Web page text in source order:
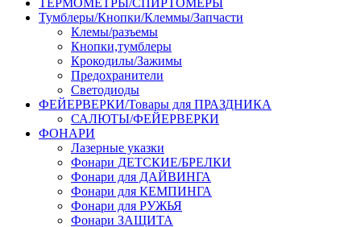
ТЕРМОМЕТРЫ/СПИРТОМЕРЫ
Тумблеры/Кнопки/Клеммы/Запчасти
Клемы/разъемы
Кнопки,тумблеры
Крокодилы/Зажимы
Предохранители
Светодиоды
ФЕЙЕРВЕРКИ/Товары для ПРАЗДНИКА
САЛЮТЫ/ФЕЙЕРВЕРКИ
ФОНАРИ
Лазерные указки
Фонари ДЕТСКИЕ/БРЕЛКИ
Фонари для ДАЙВИНГА
Фонари для КЕМПИНГА
Фонари для РУЖЬЯ
Фонари ЗАЩИТА